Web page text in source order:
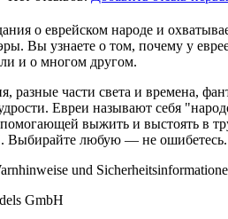
о еврейском народе и
Вы узнаете о том, почему у
и о многом другом.
разные части света и времена,
Евреи называют себя
выжить и выстоять в
Выбирайте любую — не ошибетесь.
und
GmbH